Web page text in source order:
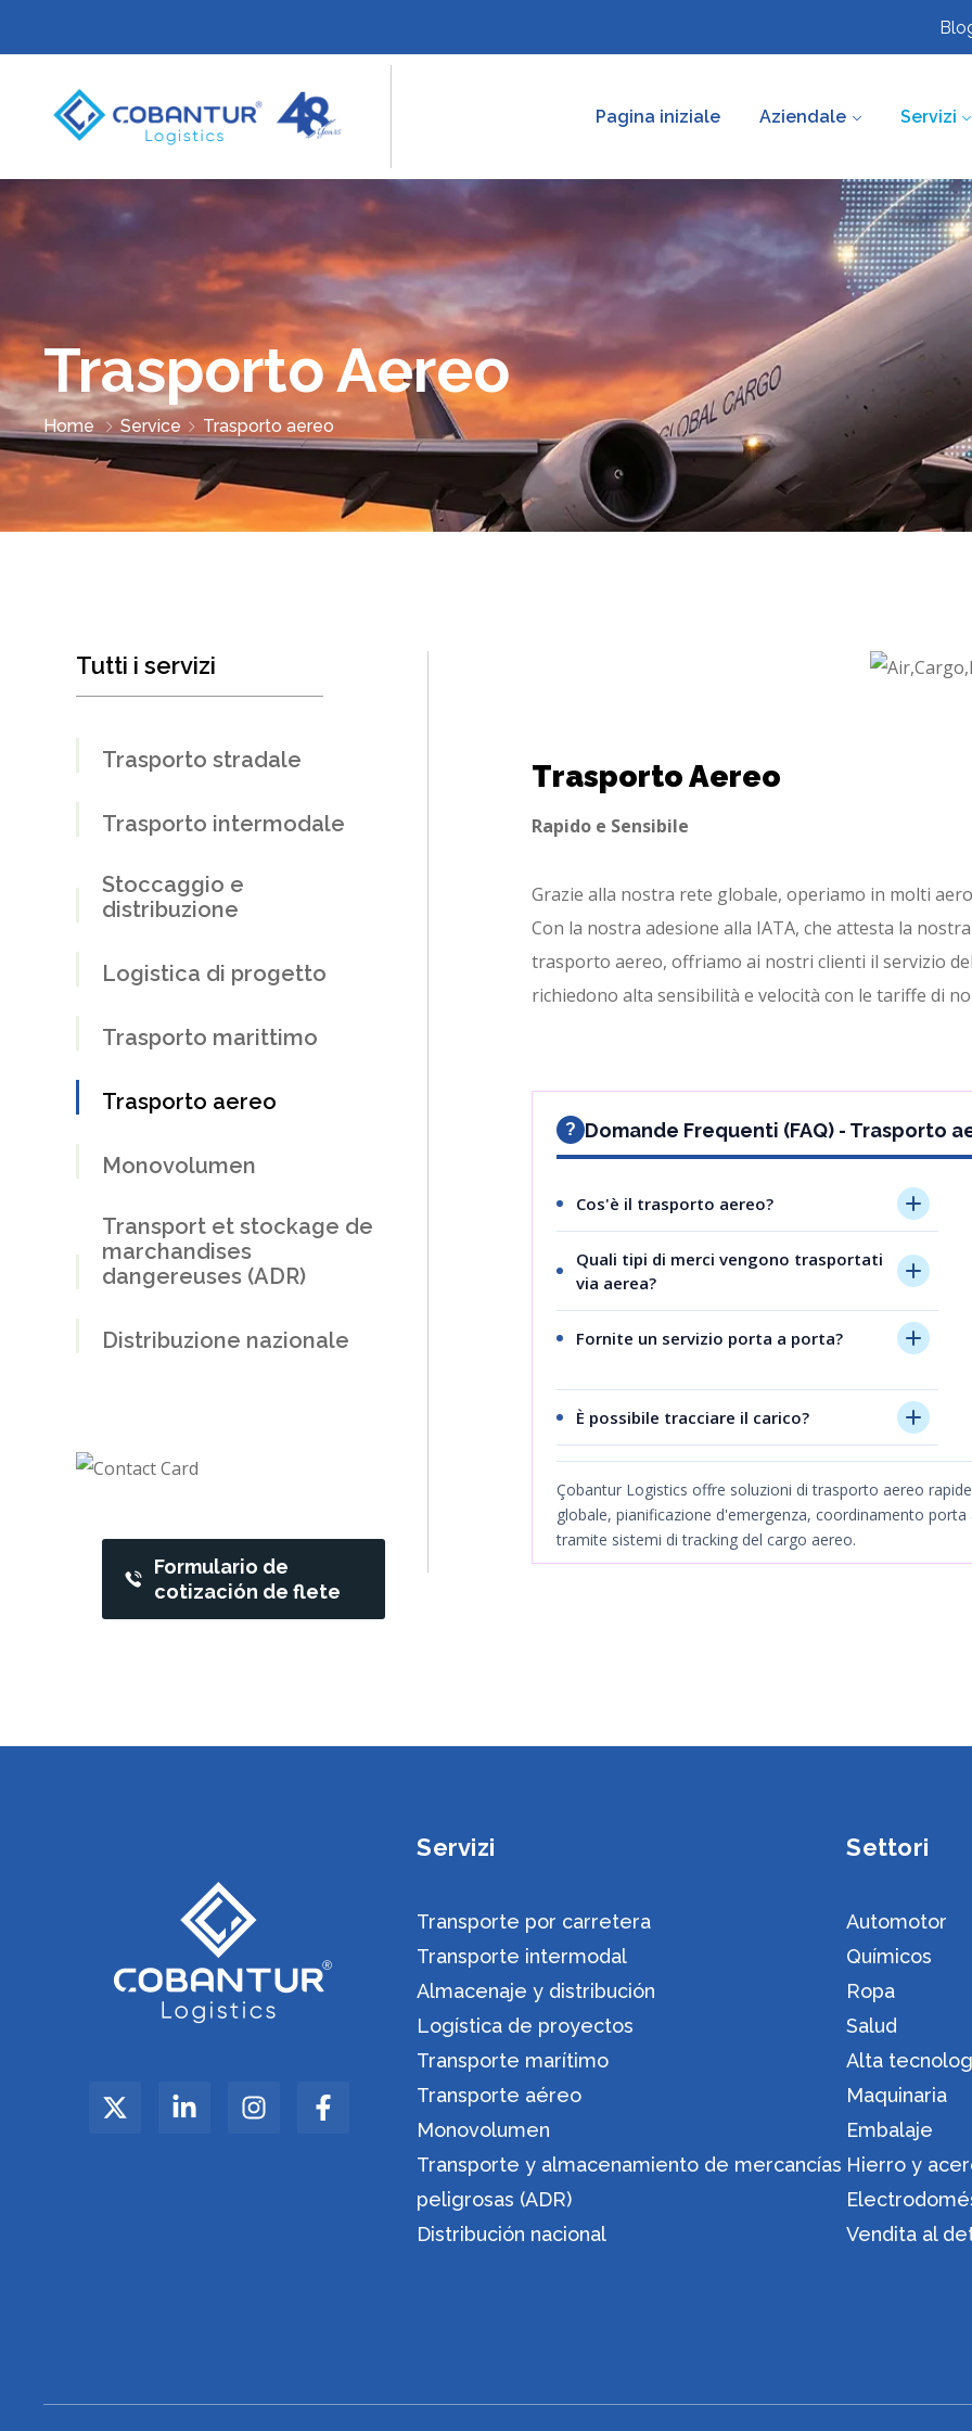
Pagina iniziale Aziendale Servizi
Trasporto Aereo
Home Service Trasporto aereo
Tutti i servizi
Trasporto stradale
Trasporto intermodale
Stoccaggio e
distribuzione
Logistica di progetto
Trasporto marittimo
Trasporto aereo
Monovolumen
Transport et stockage de
marchandises
dangereuses (ADR)
Distribuzione nazionale
Formulario de
cotización de flete
Trasporto Aereo
Rapido e Sensibile
Grazie alla nostra rete globale, operiamo in molti
Con la nostra adesione alla IATA, che attesta la
trasporto aereo, offriamo ai nostri clienti il servizio
richiedono alta sensibilità e velocità con le tariffe di
? Domande Frequenti (FAQ) - Trasporto
Cos'è il trasporto aereo?
è ideale per carichi urgenti, di alto valore o
sensibili al fattore tempo.
Quali tipi di merci vengono trasportati
via aerea?
spedizioni di campioni o componenti
Fornite un servizio porta a porta?
al trasporto aereo.
È possibile tracciare il carico?
Sì, le informazioni sui costi e sulla posizione
vengono condivise con i clienti tramite i
sistemi di tracciamento del carico aereo.
Çobantur Logistics offre soluzioni di trasporto aereo
globale, pianificazione d'emergenza, coordinamento
tramite sistemi di tracking del cargo aereo.
Servizi
Transporte por carretera
Transporte intermodal
Almacenaje y distribución
Logística de proyectos
Transporte marítimo
Transporte aéreo
Monovolumen
Transporte y almacenamiento de mercancías
peligrosas (ADR)
Distribución nacional
Settori
Automotor
Químicos
Ropa
Salud
Alta
Maquinaria
Embalaje
Hierro y
Vendita al